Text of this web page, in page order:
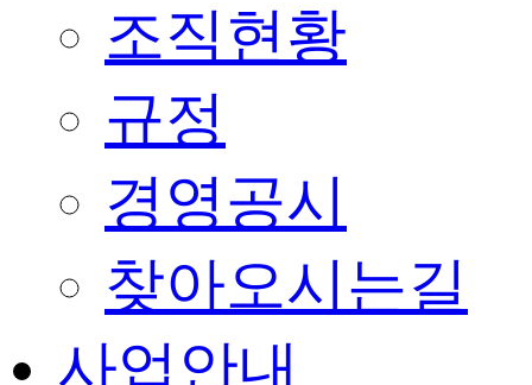
조직현황
규정
경영공시
찾아오시는길
사업안내